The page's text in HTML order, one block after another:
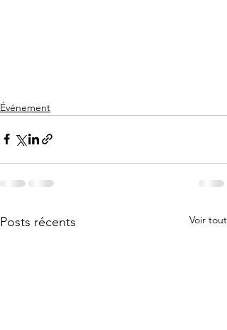
Événement
Posts récents Voir tout